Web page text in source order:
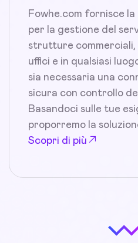
Fowhe.com fornisce
per la gestione del
strutture commerciali,
uffici e in qualsiasi
sia necessaria una
sicura con controllo
Basandoci sulle tue
proporremo la
Scopri di più